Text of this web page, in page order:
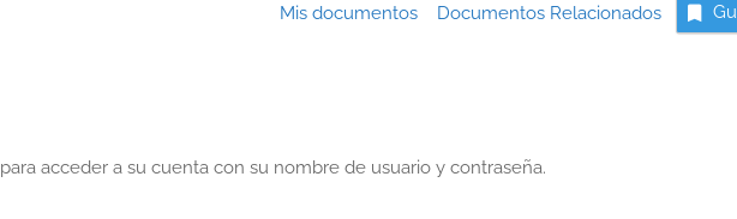
Mis documentosDocumentos Relacionados
para acceder a su cuenta con su nombre de usuario y contraseña.